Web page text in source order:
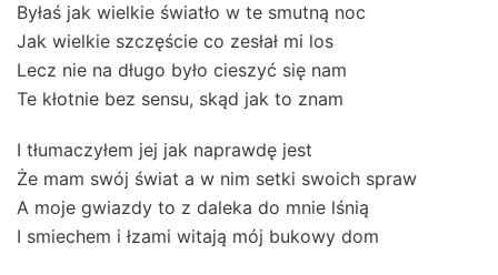
Byłaś jak wielkie światło w te smutną noc
Jak wielkie szczęście co zesłał mi los
Lecz nie na długo było cieszyć się nam
Te kłotnie bez sensu, skąd jak to znam
I tłumaczyłem jej jak naprawdę jest
Że mam swój świat a w nim setki swoich spraw
A moje gwiazdy to z daleka do mnie lśnią
I smiechem i łzami witają mój bukowy dom